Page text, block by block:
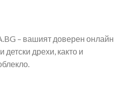
– вашият доверен онлайн
дрехи, както и